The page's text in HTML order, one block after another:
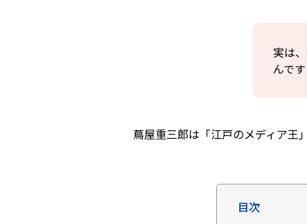
実は
んです
蔦屋重三郎は「江戸のメディア王
目次